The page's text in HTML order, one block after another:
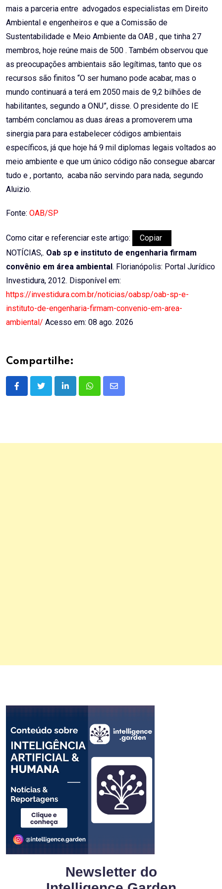
mais a parceria entre advogados especialistas em Direito
Ambiental e engenheiros e que a Comissão de
Sustentabilidade e Meio Ambiente da OAB , que tinha 27
membros, hoje reúne mais de 500 . Também observou que
as preocupações ambientais são legítimas, tanto que os
recursos são finitos “O ser humano pode acabar, mas o
mundo continuará a terá em 2050 mais de 9,2 bilhões de
habilitantes, segundo a ONU”, disse. O presidente do IE
também conclamou as duas áreas a promoverem uma
sinergia para para estabelecer códigos ambientais
específicos, já que hoje há 9 mil diplomas legais voltados ao
meio ambiente e que um único código não consegue abarcar
tudo e , portanto, acaba não servindo para nada, segundo
Aluizio.
Fonte: OAB/SP
Como citar e referenciar este artigo:
Copiar
NOTÍCIAS,. Oab sp e instituto de engenharia firmam
convênio em área ambiental . Florianópolis: Portal Jurídico
Investidura, 2012. Disponível em:
https://investidura.com.br/noticias/oabsp/oab-sp-e-
instituto-de-engenharia-firmam-convenio-em-area-
ambiental/ Acesso em: 08 ago. 2026
Compartilhe:
LinkedInWhatsappShare